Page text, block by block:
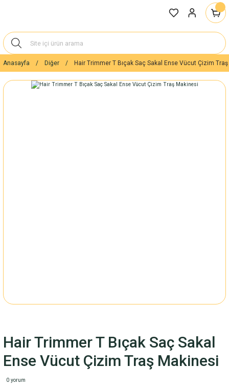
Anasayfa Diğer Hair Trimmer T Bıçak Saç Sakal Ense Vücut Çizim
Hair Trimmer T Bıçak Saç Sakal
Ense Vücut Çizim Traş Makinesi
0 yorum